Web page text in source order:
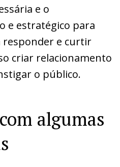
e o
e estratégico para
responder e curtir
criar relacionamento
o público.
algumas